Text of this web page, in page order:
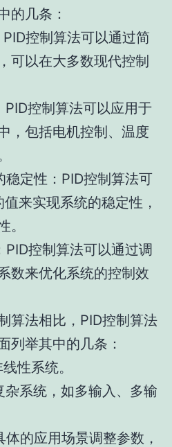
的几条：
PID控制算法可以通过简
可以在大多数现代控制
PID控制算法可以应用于
，包括电机控制、温度
稳定性：PID控制算法可
来实现系统的稳定性，
。
PID控制算法可以通过调
数来优化系统的控制效
算法相比，PID控制算法
列举其中的几条：
性系统。
杂系统，如多输入、多输
体的应用场景调整参数，